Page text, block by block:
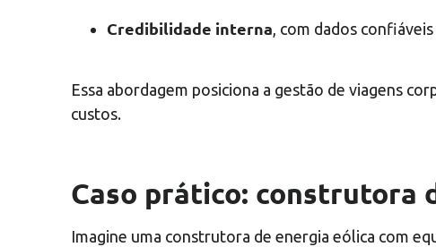
Credibilidade interna , com dados
Essa abordagem posiciona a gestão de viagens
custos.
Caso prático: construtora
Imagine uma construtora de energia eólica com